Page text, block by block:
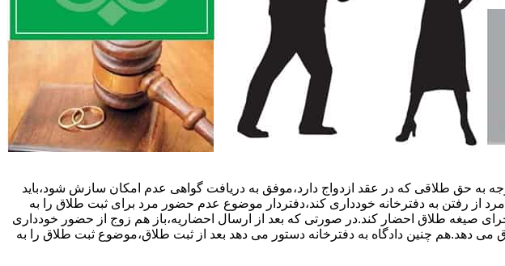
به حق طلاقی که در عقد ازدواج دارد،موفق به دریافت گواهی عدم امکان سازش شود،باید
از رفتن به دفترخانه خودداری کند،دفتردار موضوع عدم حضور مرد برای ثبت طلاق را به
صیغه طلاق احضار کند.در صورتی که بعد از ارسال احضاریه،باز هم زوج از حضور خودداری
دهد.هم چنین دادگاه به دفترخانه دستور می دهد بعد از ثبت طلاق،موضوع ثبت طلاق را به